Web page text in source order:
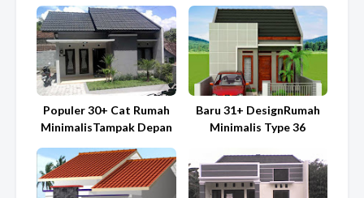
Populer 30+ Cat Rumah
MinimalisTampak Depan
Baru 31+ DesignRumah
Minimalis Type 36